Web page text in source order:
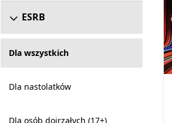
ESRB
Dla wszystkich
Dla nastolatków
Dla osób dojrzałych (17+)